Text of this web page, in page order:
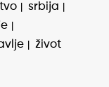
srbija
život